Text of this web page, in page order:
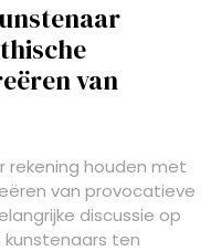
van
rekening houden met
van provocatieve
discussie op
kunstenaars ten